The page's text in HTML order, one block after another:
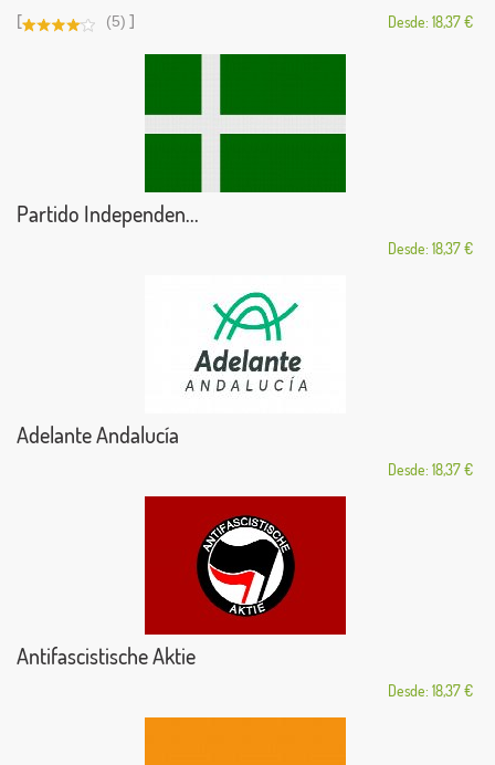
[ (5) ] Desde: 18,37 €
Partido Independen...
Desde: 18,37 €
Adelante Andalucía
Desde: 18,37 €
Antifascistische Aktie
Desde: 18,37 €